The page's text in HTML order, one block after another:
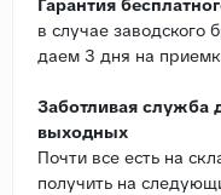
в случае заводского
даем 3 дня на
Заботливая служба
выходных
Почти все есть на
получить на